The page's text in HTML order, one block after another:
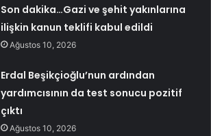
Son dakika…Gazi ve şehit yakınlarına
ilişkin kanun teklifi kabul edildi
Ağustos 10, 2026
Erdal Beşikçioğlu’nun ardından
yardımcısının da test sonucu pozitif
çıktı
Ağustos 10, 2026